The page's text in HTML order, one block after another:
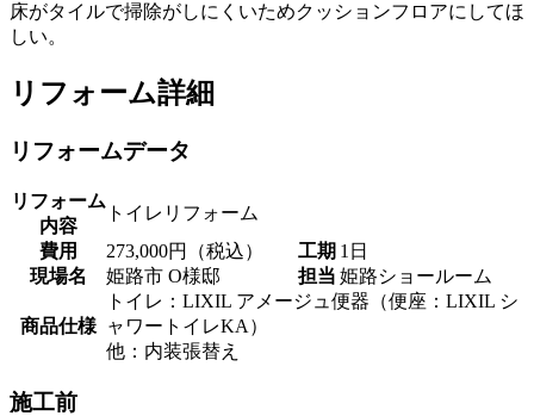
床がタイルで掃除がしにくいためクッションフロアにしてほ
しい。
リフォーム詳細
リフォームデータ
リフォーム
内容
トイレリフォーム
費用
273,000円（税込） 工期 1日
現場名
姫路市 O様邸 担当 姫路ショールーム
商品仕様
トイレ：LIXIL アメージュ便器（便座：LIXIL シ
ャワートイレKA）
他：内装張替え
施工前